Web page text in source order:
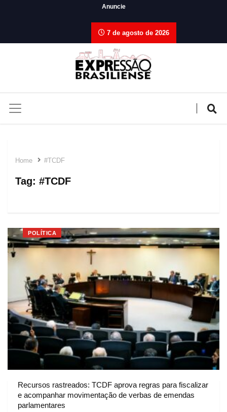
Anuncie
7 de agosto de 2026
Home #TCDF
Tag: #TCDF
POLÍTICA
Recursos rastreados: TCDF aprova regras para fiscalizar
e acompanhar movimentação de verbas de emendas
parlamentares